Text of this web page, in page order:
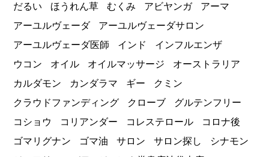
だるい
ほうれん草 むくみ アビヤンガ
アーマ
アーユルヴェーダ
アーユルヴェーダサロン
アーユルヴェーダ医師
インド
インフルエンザ
ウコン
オイル オイルマッサージ
オーストラリア
カルダモン
カンダラマ ギー
クミン
クラウドファンディング
クローブ
グルテンフリー
コショウ
コリアンダー コレステロール
コロナ後
ゴマリグナン
ゴマ油 サロン サロン探し
シナモン